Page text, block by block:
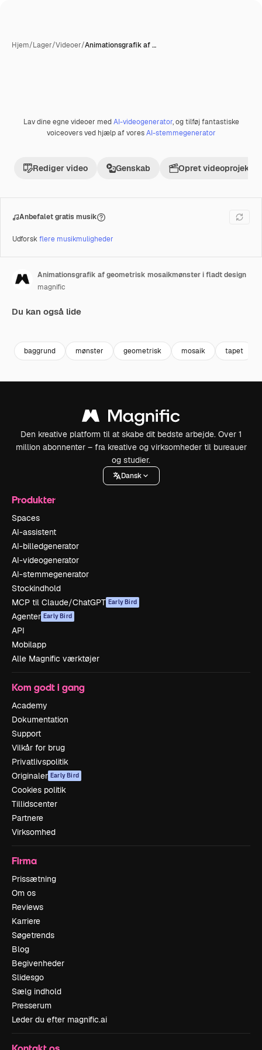
Hjem/Lager/Videoer/Animationsgrafik af …
Lav dine egne videoer medAI-videogenerator, og tilføj fantastiske
voiceovers ved hjælp af voresAI-stemmegenerator
Rediger video Genskab Opret videoprojekt
Anbefalet gratis musik
Udforskflere musikmuligheder
Animationsgrafik af geometrisk mosaikmønster i fladt design
magnific
Du kan også lide
baggrund mønster geometrisk mosaik tapet
Den kreative platform til at skabe dit bedste arbejde. Over 1
million abonnenter – fra kreative og virksomheder til bureauer
og studier.
Dansk
Produkter
Spaces
AI-assistent
AI-billedgenerator
AI-videogenerator
AI-stemmegenerator
Stockindhold
MCP til Claude/ChatGPT Early Bird
Agenter Early Bird
API
Mobilapp
Alle Magnific værktøjer
Kom godt i gang
Academy
Dokumentation
Support
Vilkår for brug
Privatlivspolitik
Originaler Early Bird
Cookies politik
Tillidscenter
Partnere
Virksomhed
Firma
Prissætning
Om os
Reviews
Karriere
Søgetrends
Blog
Begivenheder
Slidesgo
Sælg indhold
Presserum
Leder du efter magnific.ai